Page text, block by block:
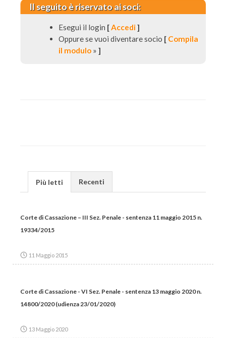
Il seguito è riservato ai soci:
Esegui il login [Accedi]
Oppure se vuoi diventare socio [ Compila
il modulo » ]
Più letti Recenti
Corte di Cassazione – III Sez. Penale - sentenza 11 maggio 2015 n.
19334/2015
11 Maggio 2015
Corte di Cassazione - VI Sez. Penale - sentenza 13 maggio 2020 n.
14800/2020 (udienza 23/01/2020)
13 Maggio 2020